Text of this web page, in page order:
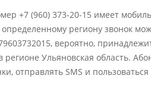
+7 (960) 373-20-15 имеет
региону звонок
вероятно,
регионе Ульяновская область.
отправлять SMS и